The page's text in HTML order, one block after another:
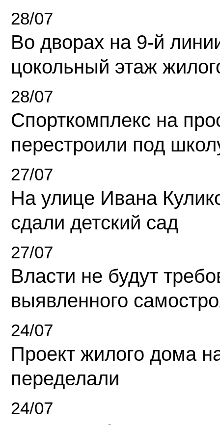
28/07
Во дворах на 9-й
цокольный этаж
28/07
Спорткомплекс на
перестроили под
27/07
На улице Ивана
сдали детский сад
27/07
Власти не будут
выявленного
24/07
Проект жилого дома
переделали
24/07